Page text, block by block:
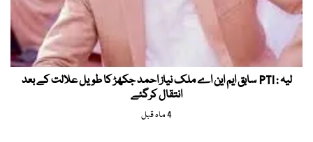
لیہ : PTI سابق ایم این اے ملک نیاز احمد جکھڑ کا طویل علالت کے بعد
انتقال کرگئے
4 ماہ قبل